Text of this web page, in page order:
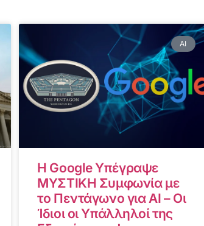
AI
Η Google Υπέγραψε
ΜΥΣΤΙΚΗ Συμφωνία με
το Πεντάγωνο για AI – Οι
Ίδιοι οι Υπάλληλοί της